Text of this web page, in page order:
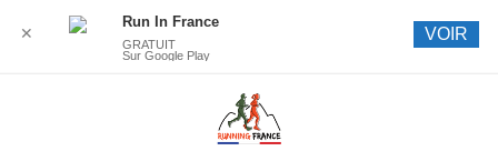
✕
Run In France
GRATUIT
Sur Google Play
VOIR